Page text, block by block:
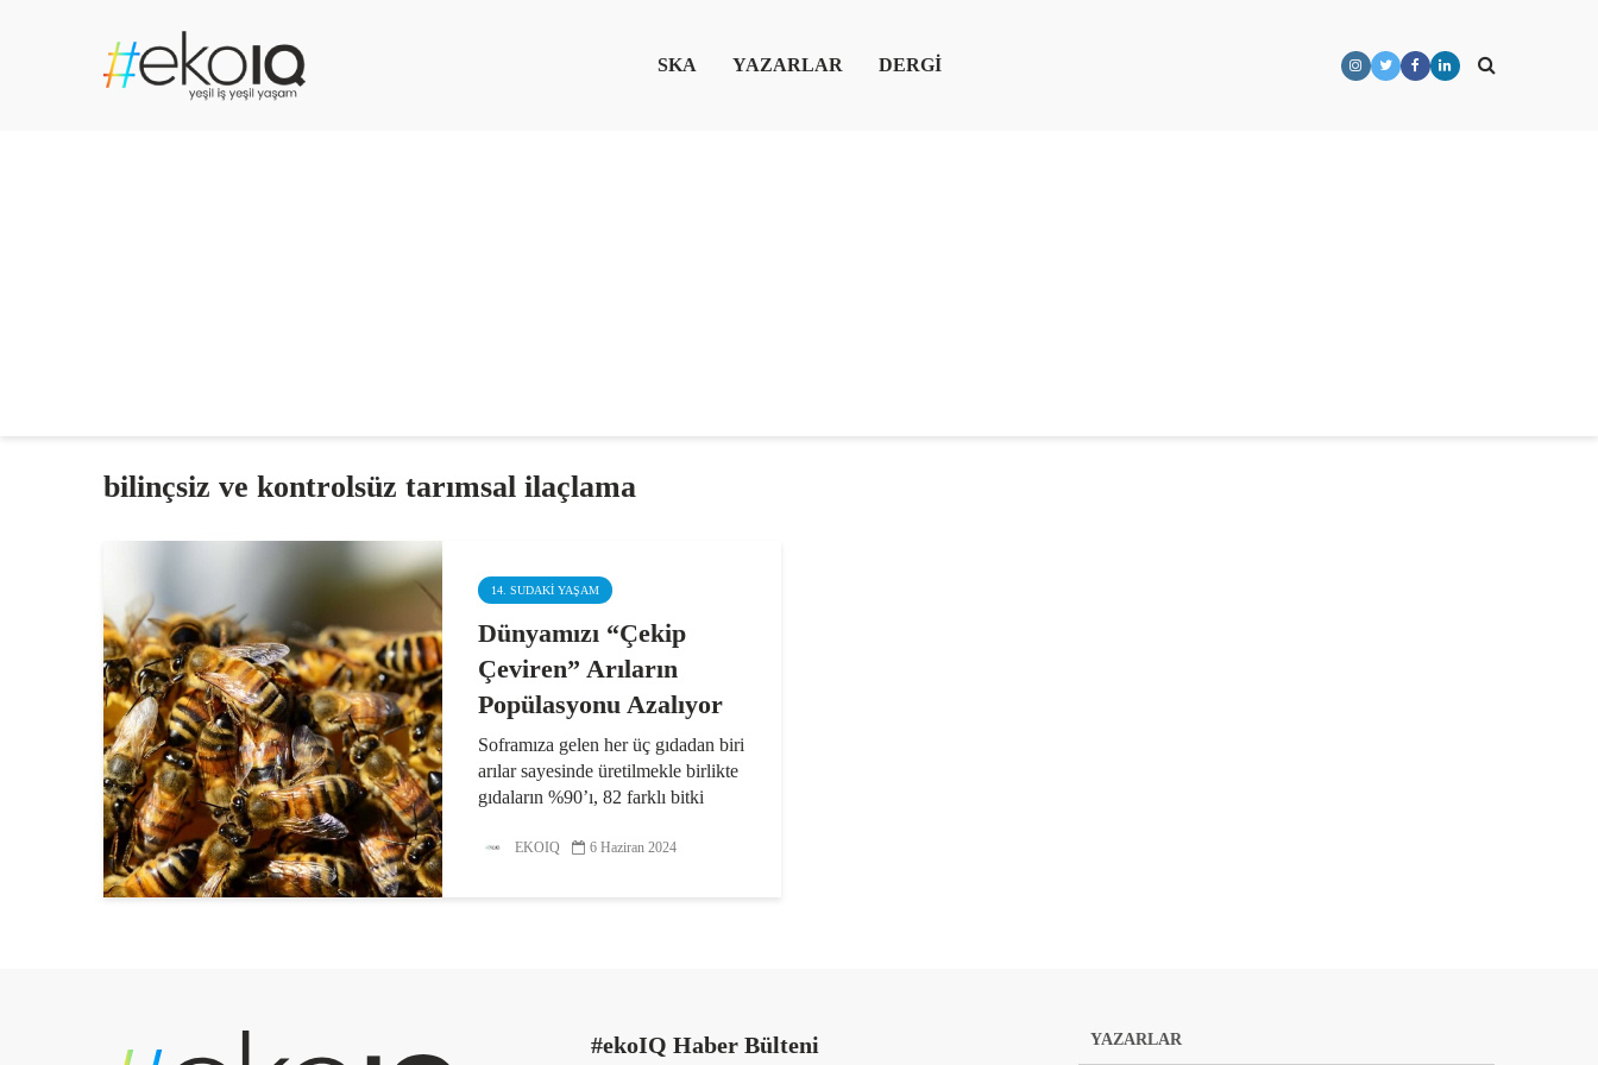
SKA YAZARLAR DERGİ
bilinçsiz ve kontrolsüz tarımsal ilaçlama
14. SUDAKI YAŞAM
Dünyamızı “Çekip
Çeviren” Arıların
Popülasyonu Azalıyor
Soframıza gelen her üç gıdadan biri
arılar sayesinde üretilmekle birlikte
gıdaların %90’ı, 82 farklı bitki
63’ü ise arılar tarafından
EKOIQ 6 Haziran 2024
#ekoIQ Haber Bülteni YAZARLAR